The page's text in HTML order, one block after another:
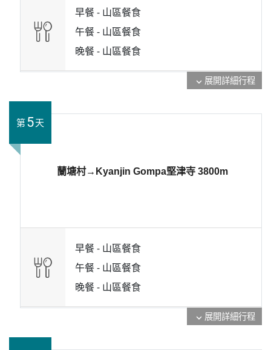
早餐 - 山區餐食
午餐 - 山區餐食
晚餐 - 山區餐食
expand_more 展開詳細行程
第5天
蘭塘村→Kyanjin Gompa堅津寺 3800m
早餐 - 山區餐食
午餐 - 山區餐食
晚餐 - 山區餐食
expand_more 展開詳細行程